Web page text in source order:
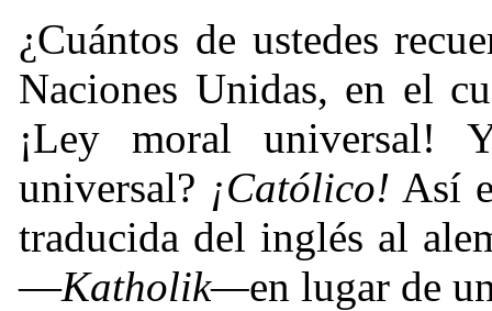
¿Cuántos de ustedes
Naciones Unidas, en el
¡Ley moral universal!
universal? ¡Católico! Así
traducida del inglés al
—Katholik—en lugar de